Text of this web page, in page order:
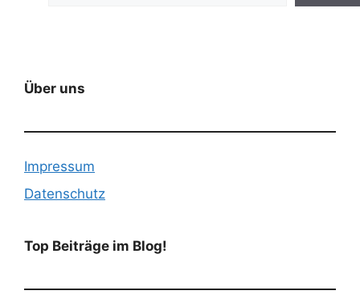
Über uns
Impressum
Datenschutz
Top Beiträge im Blog!